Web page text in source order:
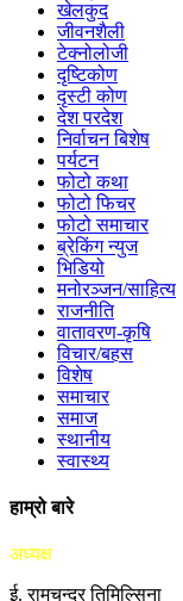
खेलकुद
जीवनशैली
टेक्नोलोजी
दृष्टिकोण
दृस्टी कोण
देश परदेश
निर्वाचन बिशेष
पर्यटन
फोटो कथा
फोटो फिचर
फोटो समाचार
ब्रेकिंग न्युज
भिडियो
मनोरञ्जन/साहित्य
राजनीति
वातावरण-कृषि
विचार/बहस
विशेष
समाचार
समाज
स्थानीय
स्वास्थ्य
हाम्रो बारे
अध्यक्ष
ई. रामचन्द्र तिमिल्सिना